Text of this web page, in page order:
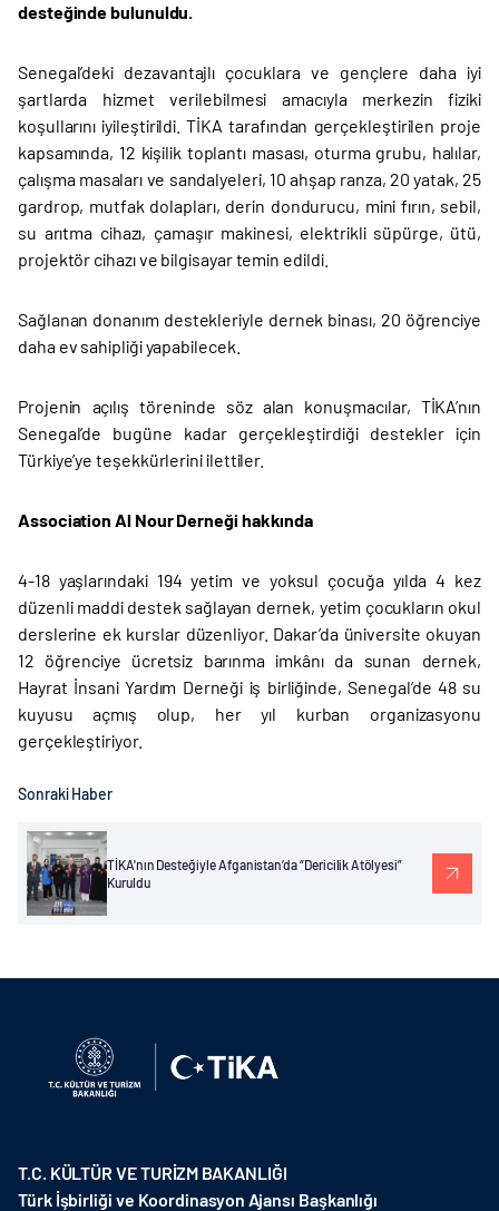
desteğinde bulunuldu.
Senegal’deki dezavantajlı çocuklara ve gençlere daha iyi
şartlarda hizmet verilebilmesi amacıyla merkezin fiziki
koşullarını iyileştirildi. TİKA tarafından gerçekleştirilen proje
kapsamında, 12 kişilik toplantı masası, oturma grubu, halılar,
çalışma masaları ve sandalyeleri, 10 ahşap ranza, 20 yatak, 25
gardrop, mutfak dolapları, derin dondurucu, mini fırın, sebil,
su arıtma cihazı, çamaşır makinesi, elektrikli süpürge, ütü,
projektör cihazı ve bilgisayar temin edildi.
Sağlanan donanım destekleriyle dernek binası, 20 öğrenciye
daha ev sahipliği yapabilecek.
Projenin açılış töreninde söz alan konuşmacılar, TİKA’nın
Senegal’de bugüne kadar gerçekleştirdiği destekler için
Türkiye’ye teşekkürlerini ilettiler.
Association Al Nour Derneği hakkında
4-18 yaşlarındaki 194 yetim ve yoksul çocuğa yılda 4 kez
düzenli maddi destek sağlayan dernek, yetim çocukların okul
derslerine ek kurslar düzenliyor. Dakar’da üniversite okuyan
12 öğrenciye ücretsiz barınma imkânı da sunan dernek,
Hayrat İnsani Yardım Derneği iş birliğinde, Senegal’de 48 su
kuyusu açmış olup, her yıl kurban organizasyonu
gerçekleştiriyor.
Sonraki Haber
TİKA'nın Desteğiyle Afganistan’da “Dericilik Atölyesi”
Kuruldu
T.C. KÜLTÜR VE TURİZM BAKANLIĞI
Türk İşbirliği ve Koordinasyon Ajansı Başkanlığı